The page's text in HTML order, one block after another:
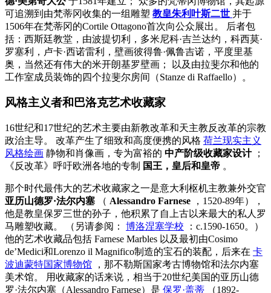
可追溯到由梵蒂冈收集的一组雕塑 教皇朱利叶斯二世 并于
1506年在梵蒂冈的Cortile Ottagono首次向公众展出。 后者包
括：西斯廷教堂，由波提切利，多米尼科·吉兰达约，科西莫·
罗塞利，卢卡·西诺雷利，壁画彼得鲁·佩鲁吉诺，平度里基
奥，当然还有伟大的米开朗基罗壁画； 以及由拉斐尔和他的
工作室成员装饰的四个拉斐尔房间（Stanze di Raffaello）。
风格主义者和巴洛克艺术收藏家
16世纪和17世纪的艺术主要由新教改革和天主教反改革的宗教
政治主导。 改革产生了细致和高度便携的风格 荷兰现实主义
风格绘画 静物和肖像画，专为富裕的 中产阶级收藏家设计；
《反改革》呼吁欧洲各地的专制
国王，皇后和皇帝 。
那个时代最伟大的艺术收藏家之一是意大利枢机主教兼外交官
亚历山德罗·法尔内塞 （ Alessandro Farnese ，1520-89年），
他是教皇保罗三世的孙子，他积累了自上古以来最大的私人罗
马雕塑收藏。 （另请参阅： 博洛涅塞学校 ：c.1590-1650。）
他的艺术收藏品包括 Farnese Marbles 以及最初由Cosimo
de’Medici和Lorenzo il Magnifico制造的宝石的装配，后来在 卡
波迪蒙特国家博物馆 ，那不勒斯国家考古博物馆和法尔内塞
美术馆。 用收藏家的话来说，相当于20世纪美国的亚历山德
罗·法尔内塞（Alessandro Farnese）是 保罗·盖蒂 （1892-